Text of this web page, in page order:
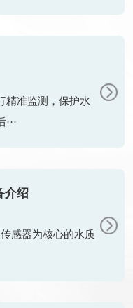
精准监测，保护水
介绍
感器为核心的水质